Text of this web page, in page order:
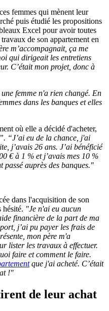
femmes qui mènent leur
puis étudié les propositions
Excel pour avoir toutes
de son appartement en
m’accompagnait, ça me
qui dirigeait les entretiens
C’était mon projet, donc à
femme n'a rien changé. En
dans les banques et elles
où elle a décidé d'acheter,
“J’ai eu de la chance, j'ai
j’avais 26 ans. J’ai bénéficié
€ à 1 % et j’avais mes 10 %
passé auprès des banques."
dans l'acquisition de son
hésité. "Je n'ai eu aucun
financière de la part de ma
j’ai pu payer les frais de
mon père m'a
lister les travaux à effectuer.
faire et comment le faire.
que j'ai acheté. C’était
!"
de leur achat